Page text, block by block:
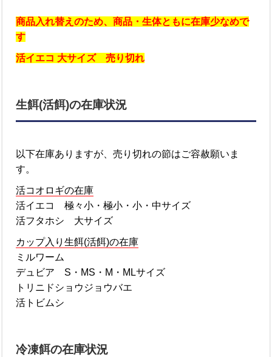
商品入れ替えのため、商品・生体ともに在庫少なめで
す
活イエコ 大サイズ 売り切れ
生餌(活餌)の在庫状況
以下在庫ありますが、売り切れの節はご容赦願いま
す。
活コオロギの在庫
活イエコ 極々小・極小・小・中サイズ
活フタホシ 大サイズ
カップ入り生餌(活餌)の在庫
ミルワーム
デュビア S・MS・M・MLサイズ
トリニドショウジョウバエ
活トビムシ
冷凍餌の在庫状況